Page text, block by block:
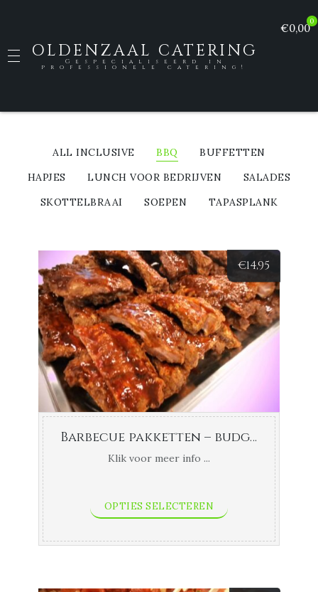
OLDENZAAL CATERING
Gespecialiseerd in
professionele catering!
0
€0,00
ALL INCLUSIVE BBQ
BUFFETTEN
HAPJES
LUNCH VOOR BEDRIJVEN
SALADES
SKOTTELBRAAI
SOEPEN TAPASPLANK
€14,95
Barbecue pakketten – budget
Klik voor meer info ...
OPTIES SELECTEREN